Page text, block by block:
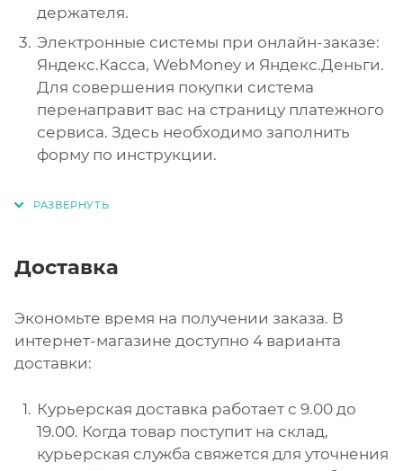
держателя.
Электронные системы при онлайн-заказе:
Яндекс.Касса, WebMoney и Яндекс.Деньги.
Для совершения покупки система
перенаправит вас на страницу платежного
сервиса. Здесь необходимо заполнить
форму по инструкции.
Доставка
Экономьте время на получении заказа. В
интернет-магазине доступно 4 варианта
доставки:
Курьерская доставка работает с 9.00 до
19.00. Когда товар поступит на склад,
курьерская служба свяжется для уточнения